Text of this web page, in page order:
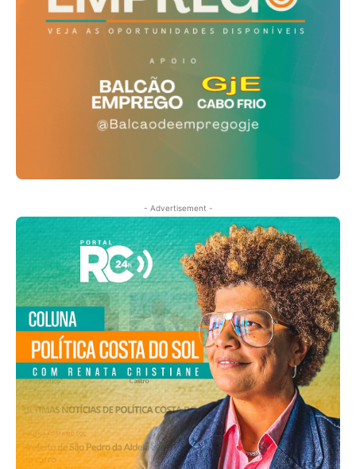
- Advertisement -